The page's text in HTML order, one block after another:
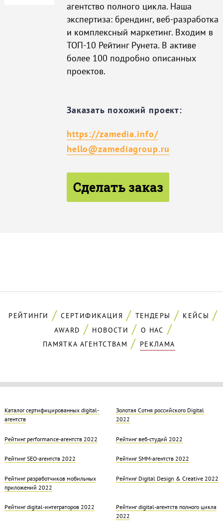
агентство полного цикла. Наша
экспертиза: брендинг, веб-разработка
и комплексный маркетинг. Входим в
ТОП-10 Рейтинг Рунета. В активе
более 100 подробно описанных
проектов.
Заказать похожий проект:
https://zamedia.info/
hello@zamediagroup.ru
Сделать заказ
РЕЙТИНГИ СЕРТИФИКАЦИЯ ТЕНДЕРЫ
КЕЙСЫ
AWARD
НОВОСТИ
О НАС
ПАМЯТКА АГЕНТСТВАМ
РЕКЛАМА
Каталог сертифицированных digital-
агентств
Золотая Cотня российского Digital
2022
Рейтинг performance-агентств 2022 Рейтинг веб-студий 2022
Рейтинг SEO-агентств 2022 Рейтинг SMM-агентств 2022
Рейтинг разработчиков мобильных
приложений 2022
Рейтинг Digital Design & Creative 2022
Рейтинг digital-интеграторов 2022
Рейтинг digital-агентств полного цикла
2022